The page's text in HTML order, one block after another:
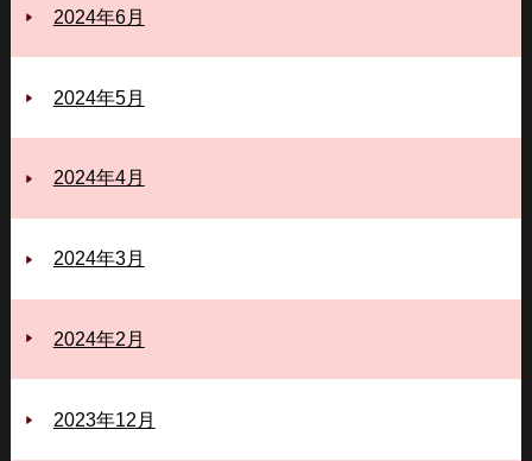
2024年6月
2024年5月
2024年4月
2024年3月
2024年2月
2023年12月